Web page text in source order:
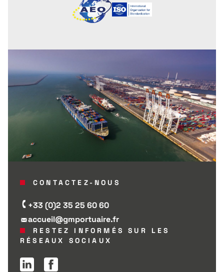
CONTACTEZ-NOUS
+33 (0)2 35 25 60 60
accueil@gmportuaire.fr
RESTEZ INFORMÉS SUR LES
RÉSEAUX SOCIAUX
Page LinkedinPage Facebook